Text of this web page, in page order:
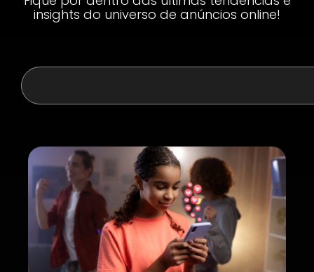
insights do universo de anúncios online!